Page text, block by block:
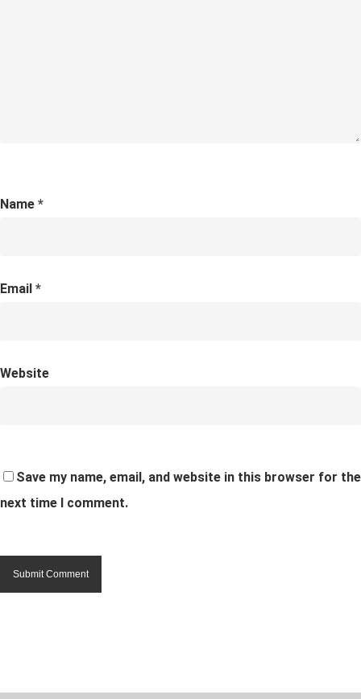
Name *
Email *
Website
Save my name, email, and website in this browser for the
next time I comment.